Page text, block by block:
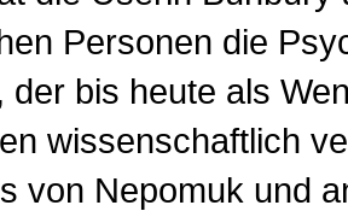
Personen die
der bis heute als
wissenschaftlich
von Nepomuk und